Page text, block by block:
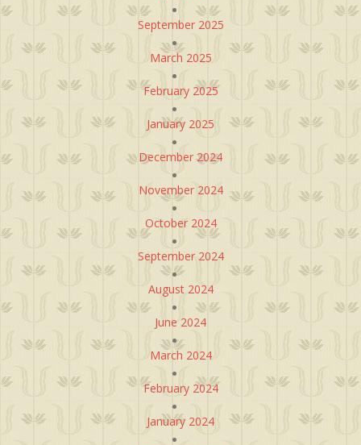
September 2025
March 2025
February 2025
January 2025
December 2024
November 2024
October 2024
September 2024
August 2024
June 2024
March 2024
February 2024
January 2024